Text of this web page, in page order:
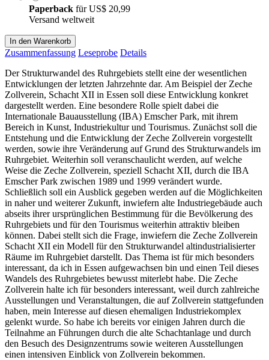
Paperback fürUS$ 20,99
Versand weltweit
In den Warenkorb
Zusammenfassung Leseprobe Details
Der Strukturwandel des Ruhrgebiets stellt eine der wesentlichen
Entwicklungen der letzten Jahrzehnte dar. Am Beispiel der Zeche
Zollverein, Schacht XII in Essen soll diese Entwicklung konkret
dargestellt werden. Eine besondere Rolle spielt dabei die
Internationale Bauausstellung (IBA) Emscher Park, mit ihrem
Bereich in Kunst, Industriekultur und Tourismus. Zunächst soll die
Entstehung und die Entwicklung der Zeche Zollverein vorgestellt
werden, sowie ihre Veränderung auf Grund des Strukturwandels im
Ruhrgebiet. Weiterhin soll veranschaulicht werden, auf welche
Weise die Zeche Zollverein, speziell Schacht XII, durch die IBA
Emscher Park zwischen 1989 und 1999 verändert wurde.
Schließlich soll ein Ausblick gegeben werden auf die Möglichkeiten
in naher und weiterer Zukunft, inwiefern alte Industriegebäude auch
abseits ihrer ursprünglichen Bestimmung für die Bevölkerung des
Ruhrgebiets und für den Tourismus weiterhin attraktiv bleiben
können. Dabei stellt sich die Frage, inwiefern die Zeche Zollverein
Schacht XII ein Modell für den Strukturwandel altindustrialisierter
Räume im Ruhrgebiet darstellt. Das Thema ist für mich besonders
interessant, da ich in Essen aufgewachsen bin und einen Teil dieses
Wandels des Ruhrgebietes bewusst miterlebt habe. Die Zeche
Zollverein halte ich für besonders interessant, weil durch zahlreiche
Ausstellungen und Veranstaltungen, die auf Zollverein stattgefunden
haben, mein Interesse auf diesen ehemaligen Industriekomplex
gelenkt wurde. So habe ich bereits vor einigen Jahren durch die
Teilnahme an Führungen durch die alte Schachtanlage und durch
den Besuch des Designzentrums sowie weiteren Ausstellungen
einen intensiven Einblick von Zollverein bekommen.